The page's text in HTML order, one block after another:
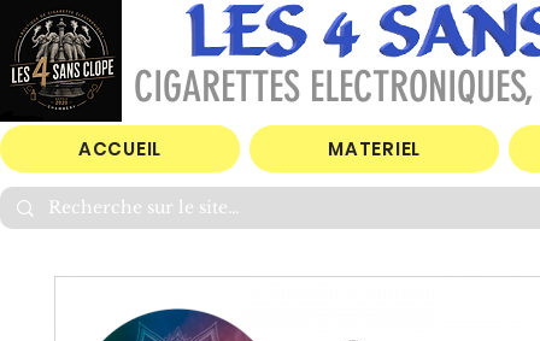
CIGARETTES
ACCUEIL MATERIEL